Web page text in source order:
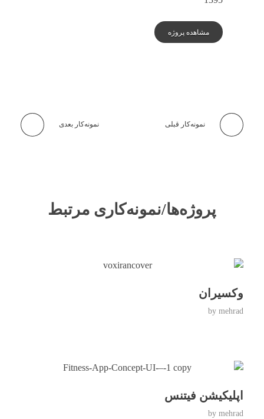
مشاهده پروژه
نمونه‌کار قبلی نمونه‌کار بعدی
پروژه‌ها/نمونه‌کاری مرتبط
وکسیران
by mehrad
اپلیکیشن فیتنس
by mehrad